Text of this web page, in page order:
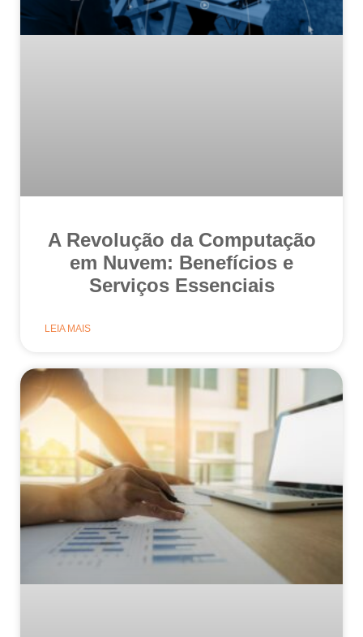
A Revolução da Computação
em Nuvem: Benefícios e
Serviços Essenciais
LEIA MAIS